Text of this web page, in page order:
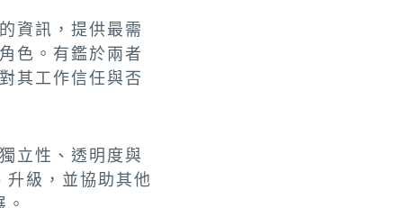
資訊，提供最需
色。有鑑於兩者
其工作信任與否
立性、透明度與
級，並協助其他